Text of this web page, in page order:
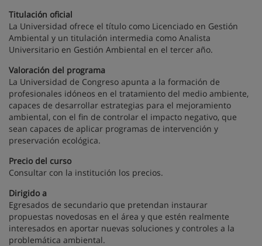
Titulación oficial
La Universidad ofrece el título como Licenciado en Gestión
Ambiental y un titulación intermedia como Analista
Universitario en Gestión Ambiental en el tercer año.
Valoración del programa
La Universidad de Congreso apunta a la formación de
profesionales idóneos en el tratamiento del medio ambiente,
capaces de desarrollar estrategias para el mejoramiento
ambiental, con el fin de controlar el impacto negativo, que
sean capaces de aplicar programas de intervención y
preservación ecológica.
Precio del curso
Consultar con la institución los precios.
Dirigido a
Egresados de secundario que pretendan instaurar
propuestas novedosas en el área y que estén realmente
interesados en aportar nuevas soluciones y controles a la
problemática ambiental.